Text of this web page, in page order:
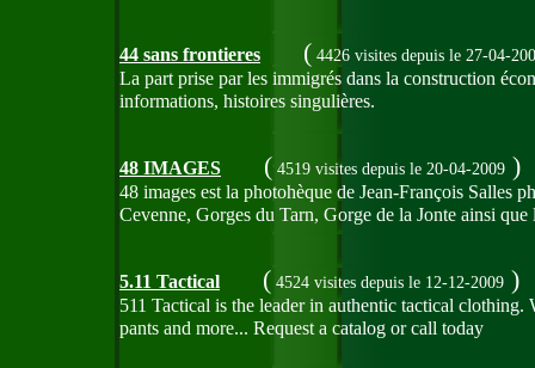
44 sans frontieres ( 4426 visites depuis le 27-04-
La part prise par les immigrés dans la construction
informations, histoires singulières.
48 IMAGES ( 4519 visites depuis le 20-04-2009 )
48 images est la photohèque de Jean-François Salles
Cevenne, Gorges du Tarn, Gorge de la Jonte ainsi
5.11 Tactical ( 4524 visites depuis le 12-12-2009 )
511 Tactical is the leader in authentic tactical
pants and more... Request a catalog or call today